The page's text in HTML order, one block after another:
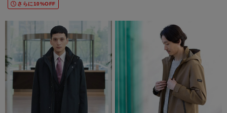
さらに10%OFF